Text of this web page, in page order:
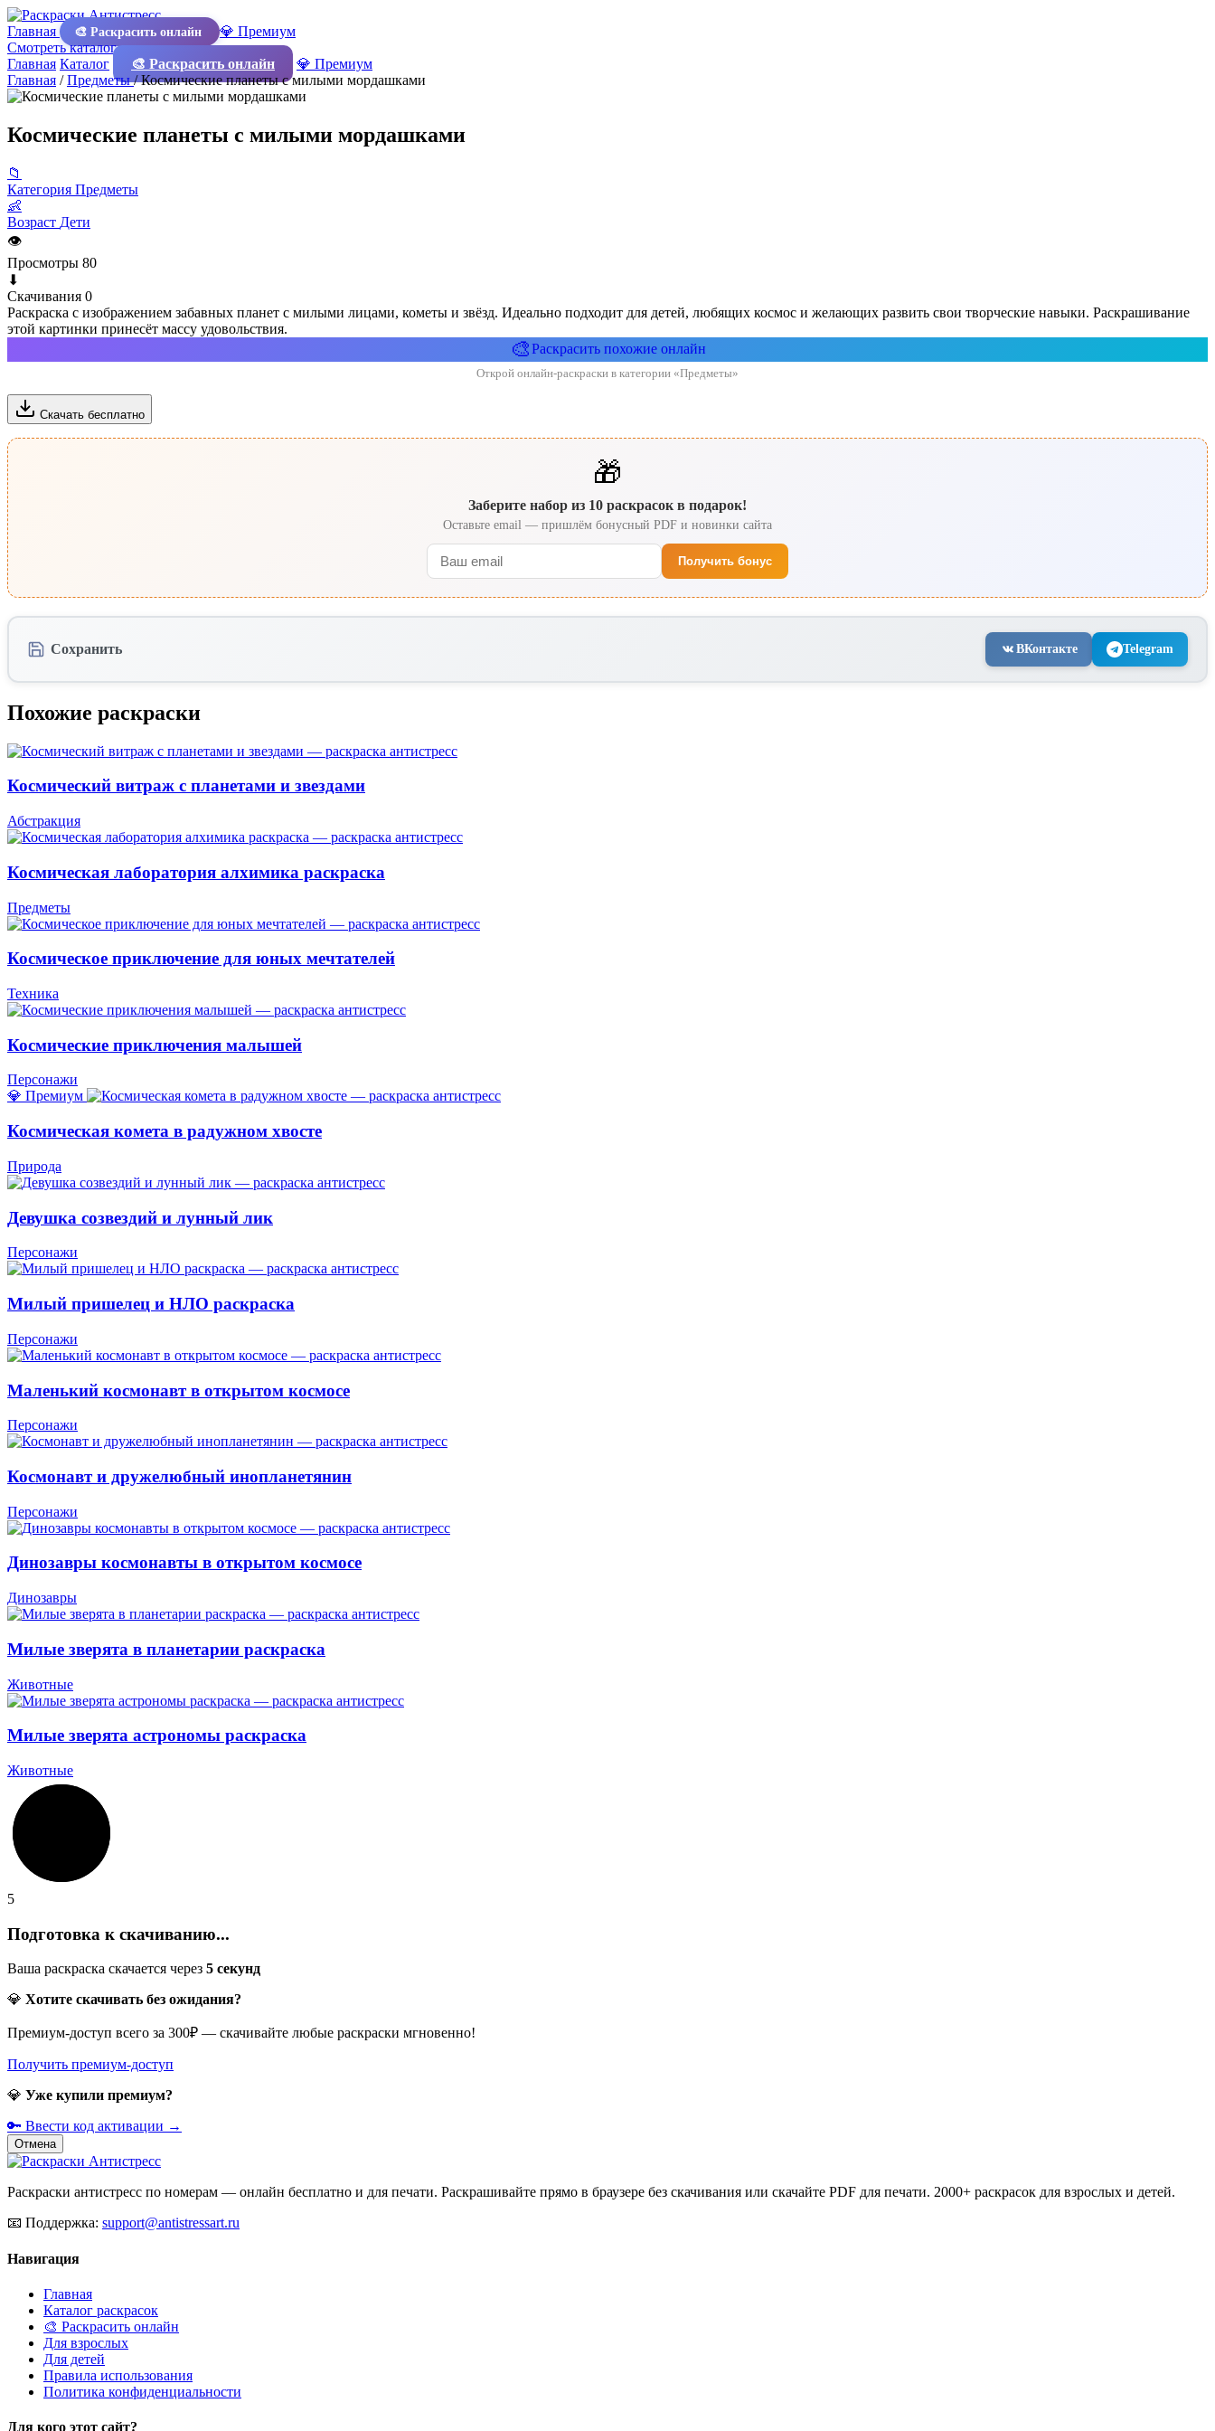
Главная 🎨 Раскрасить онлайн
💎 Премиум
Смотреть каталог
Главная Каталог 🎨 Раскрасить онлайн
💎 Премиум
Главная /Предметы/Космические планеты с милыми мордашками
Космические планеты с милыми мордашками
📁
Категория Предметы
👶
Возраст Дети
👁
Просмотры 80
⬇
Скачивания 0
Раскраска с изображением забавных планет с милыми лицами, кометы и звёзд. Идеально подходит для детей, любящих космос и желающих развить свои творческие навыки. Раскрашивание
этой картинки принесёт массу удовольствия.
🎨Раскрасить похожие онлайн
Открой онлайн-раскраски в категории «Предметы»
Скачать бесплатно
🎁
Заберите набор из 10 раскрасок в подарок!
Оставьте email — пришлём бонусный PDF и новинки сайта
Получить бонус
Сохранить ВКонтакте Telegram
Похожие раскраски
Космический витраж с планетами и звездами
Абстракция
Космическая лаборатория алхимика раскраска
Предметы
Космическое приключение для юных мечтателей
Техника
Космические приключения малышей
Персонажи
💎 Премиум
Космическая комета в радужном хвосте
Природа
Девушка созвездий и лунный лик
Персонажи
Милый пришелец и НЛО раскраска
Персонажи
Маленький космонавт в открытом космосе
Персонажи
Космонавт и дружелюбный инопланетянин
Персонажи
Динозавры космонавты в открытом космосе
Динозавры
Милые зверята в планетарии раскраска
Животные
Милые зверята астрономы раскраска
Животные
5
Подготовка к скачиванию...
Ваша раскраска скачается через 5 секунд
💎 Хотите скачивать без ожидания?
Премиум-доступ всего за 300₽ — скачивайте любые раскраски мгновенно!
Получить премиум-доступ
💎 Уже купили премиум?
🔑 Ввести код активации →
Отмена
Раскраски антистресс по номерам — онлайн бесплатно и для печати. Раскрашивайте прямо в браузере без скачивания или скачайте PDF для печати. 2000+ раскрасок для взрослых и детей.
📧 Поддержка: support@antistressart.ru
Навигация
Главная
Каталог раскрасок
🎨 Раскрасить онлайн
Для взрослых
Для детей
Правила использования
Политика конфиденциальности
Для кого этот сайт?